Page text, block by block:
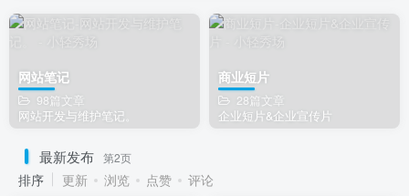
网站笔记
98篇文章
网站开发与维护笔记。
商业短片
28篇文章
企业短片&企业宣传片
最新发布 第2页
排序 更新 浏览 点赞 评论